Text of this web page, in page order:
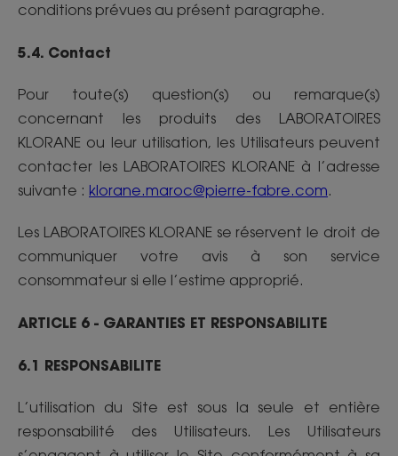
conditions prévues au présent paragraphe.
5.4. Contact
Pour toute(s) question(s) ou remarque(s)
concernant les produits des LABORATOIRES
KLORANE ou leur utilisation, les Utilisateurs peuvent
contacter les LABORATOIRES KLORANE à l’adresse
suivante : klorane.maroc@pierre-fabre.com.
Les LABORATOIRES KLORANE se réservent le droit de
communiquer votre avis à son service
consommateur si elle l’estime approprié.
ARTICLE 6 - GARANTIES ET RESPONSABILITE
6.1 RESPONSABILITE
L’utilisation du Site est sous la seule et entière
responsabilité des Utilisateurs. Les Utilisateurs